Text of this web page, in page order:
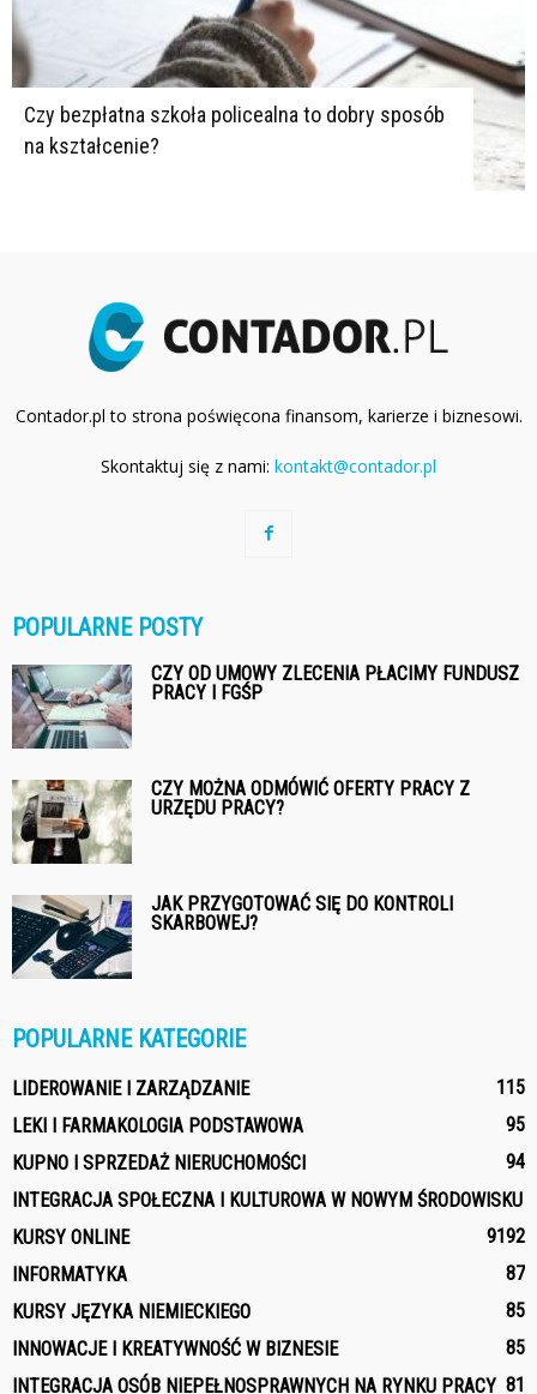
Czy bezpłatna szkoła policealna to dobry sposób
na kształcenie?
Contador.pl to strona poświęcona finansom, karierze i biznesowi.
Skontaktuj się z nami: kontakt@contador.pl
POPULARNE POSTY
CZY OD UMOWY ZLECENIA PŁACIMY FUNDUSZ
PRACY I FGŚP
CZY MOŻNA ODMÓWIĆ OFERTY PRACY Z
URZĘDU PRACY?
JAK PRZYGOTOWAĆ SIĘ DO KONTROLI
SKARBOWEJ?
POPULARNE KATEGORIE
LIDEROWANIE I ZARZĄDZANIE
115
LEKI I FARMAKOLOGIA PODSTAWOWA
95
KUPNO I SPRZEDAŻ NIERUCHOMOŚCI
94
INTEGRACJA SPOŁECZNA I KULTUROWA W NOWYM ŚRODOWISKU
92
KURSY ONLINE
91
INFORMATYKA
87
KURSY JĘZYKA NIEMIECKIEGO
85
INNOWACJE I KREATYWNOŚĆ W BIZNESIE
85
INTEGRACJA OSÓB NIEPEŁNOSPRAWNYCH NA RYNKU PRACY 81